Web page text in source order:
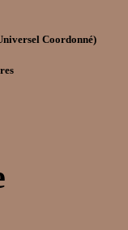
Coordonné)